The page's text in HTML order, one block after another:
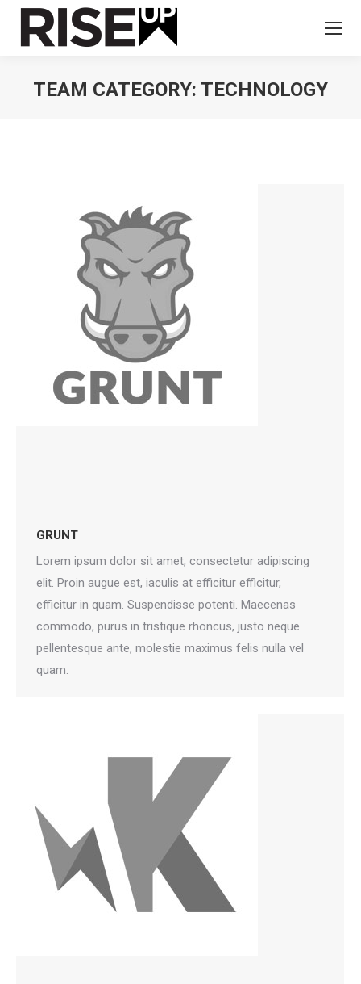
TEAM CATEGORY: TECHNOLOGY
GRUNT
Lorem ipsum dolor sit amet, consectetur adipiscing
elit. Proin augue est, iaculis at efficitur efficitur,
efficitur in quam. Suspendisse potenti. Maecenas
commodo, purus in tristique rhoncus, justo neque
pellentesque ante, molestie maximus felis nulla vel
quam.